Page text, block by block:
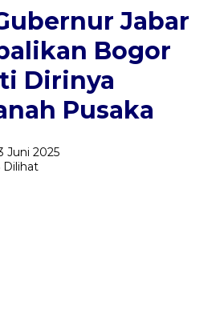
Jabar
Bogor
Dirinya
Pusaka
Juni 2025
Dilihat